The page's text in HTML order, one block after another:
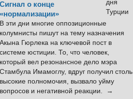
Сигнал о конце
«нормализации»
В эти дни многие оппозиционные
колумнисты пишут на тему назначения
Акына Гюрлека на ключевой пост в
системе юстиции. То, что человек,
который вел резонансное дело мэра
Стамбула Имамоглу, вдруг получил столь
высокие полномочия, вызвало уйму
вопросов и негативной реакции. →